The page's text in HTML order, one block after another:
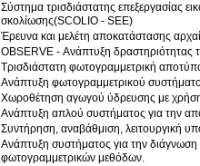
Σύστημα τρισδιάστατης επεξεργασίας
σκολίωσης(SCOLIO - SEE)
Έρευνα και μελέτη αποκατάστασης
OBSERVE - Ανάπτυξη δραστηριότητας
Τρισδιάστατη φωτογραμμετρική
Ανάπτυξη φωτογραμμετρικού
Χωροθέτηση αγωγού ύδρευσης με χρήση
Ανάπτυξη απλού συστήματος για την
Συντήρηση, αναβάθμιση, λειτουργική
Ανάπτυξη συστήματος για την
φωτογραμμετρικών μεθόδων.